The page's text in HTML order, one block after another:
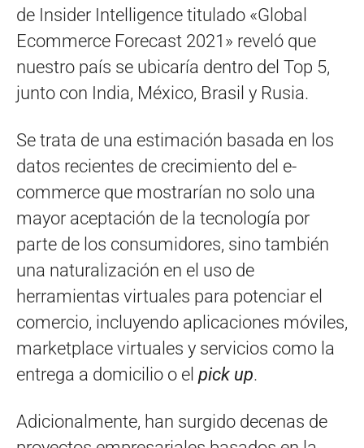
de Insider Intelligence titulado «Global
Ecommerce Forecast 2021» reveló que
nuestro país se ubicaría dentro del Top 5,
junto con India, México, Brasil y Rusia.
Se trata de una estimación basada en los
datos recientes de crecimiento del e-
commerce que mostrarían no solo una
mayor aceptación de la tecnología por
parte de los consumidores, sino también
una naturalización en el uso de
herramientas virtuales para potenciar el
comercio, incluyendo aplicaciones móviles,
marketplace virtuales y servicios como la
entrega a domicilio o el pick up.
Adicionalmente, han surgido decenas de